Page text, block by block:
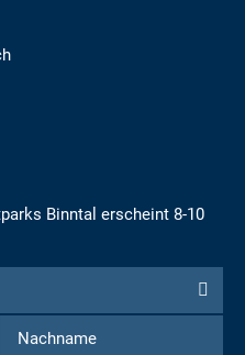
Binntal erscheint 8-10
Vorname
Nachname